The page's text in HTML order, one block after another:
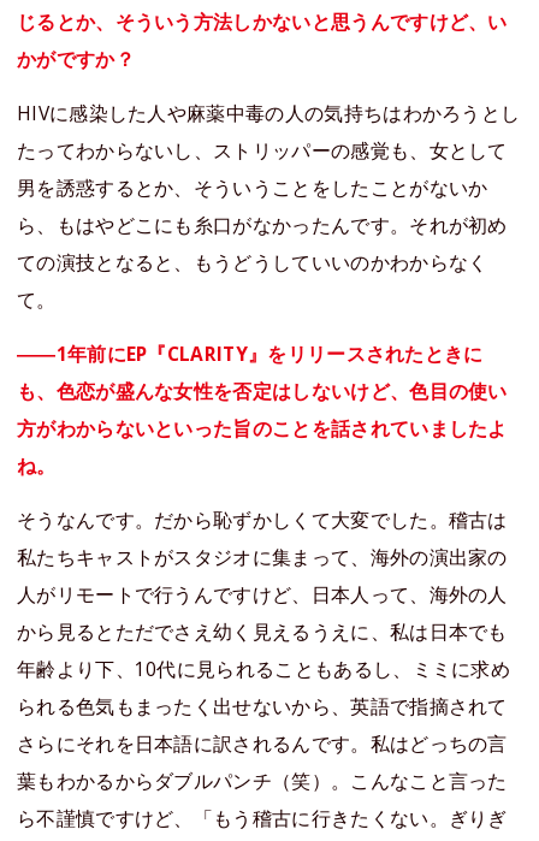
じるとか、そういう方法しかないと思うんですけど、い
かがですか？
HIVに感染した人や麻薬中毒の人の気持ちはわかろうとし
たってわからないし、ストリッパーの感覚も、女として
男を誘惑するとか、そういうことをしたことがないか
ら、もはやどこにも糸口がなかったんです。それが初め
ての演技となると、もうどうしていいのかわからなく
て。
――1年前にEP『CLARITY』をリリースされたときに
も、色恋が盛んな女性を否定はしないけど、色目の使い
方がわからないといった旨のことを話されていましたよ
ね。
そうなんです。だから恥ずかしくて大変でした。稽古は
私たちキャストがスタジオに集まって、海外の演出家の
人がリモートで行うんですけど、日本人って、海外の人
から見るとただでさえ幼く見えるうえに、私は日本でも
年齢より下、10代に見られることもあるし、ミミに求め
られる色気もまったく出せないから、英語で指摘されて
さらにそれを日本語に訳されるんです。私はどっちの言
葉もわかるからダブルパンチ（笑）。こんなこと言った
ら不謹慎ですけど、「もう稽古に行きたくない。ぎりぎ